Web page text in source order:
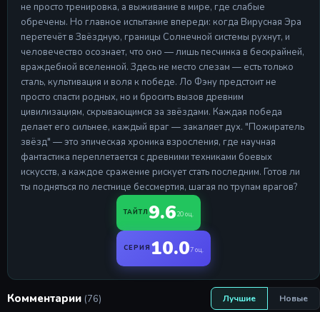
не просто тренировка, а выживание в мире, где слабые
обречены. Но главное испытание впереди: когда Вирусная Эра
перетечёт в Звёздную, границы Солнечной системы рухнут, и
человечество осознает, что оно — лишь песчинка в бескрайней,
враждебной вселенной. Здесь не место слезам — есть только
сталь, культивация и воля к победе. Ло Фэну предстоит не
просто спасти родных, но и бросить вызов древним
цивилизациям, скрывающимся за звёздами. Каждая победа
делает его сильнее, каждый враг — закаляет дух. "Пожиратель
звёзд" — это эпическая хроника взросления, где научная
фантастика переплетается с древними техниками боевых
искусств, а каждое сражение рискует стать последним. Готов ли
ты подняться по лестнице бессмертия, шагая по трупам врагов?
ТАЙТЛ 9.620 оц.
СЕРИЯ 10.07 оц.
Комментарии (76) Лучшие Новые